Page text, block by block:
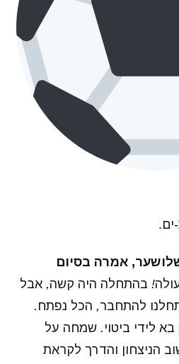
אמרה בסיום
בהתחלה היה קשה, אבל
להתחבר, הכל נפתח.
בא לידי ביטוי. שמחה על
הניצחון והדרך לקראת